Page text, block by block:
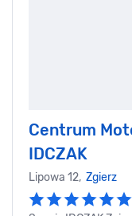
Centrum
IDCZAK
Lipowa 12, Zgierz